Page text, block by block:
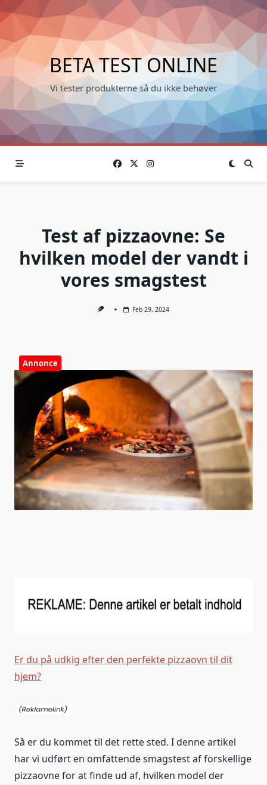
Skip
to
content
BETA TEST ONLINE
Vi tester produkterne så du ikke behøver
Test af pizzaovne: Se
hvilken model der vandt i
vores smagstest
Feb 29, 2024
Annonce
Er du på udkig efter den perfekte pizzaovn til dit
hjem?
Så er du kommet til det rette sted. I denne artikel
har vi udført en omfattende smagstest af forskellige
pizzaovne for at finde ud af, hvilken model der